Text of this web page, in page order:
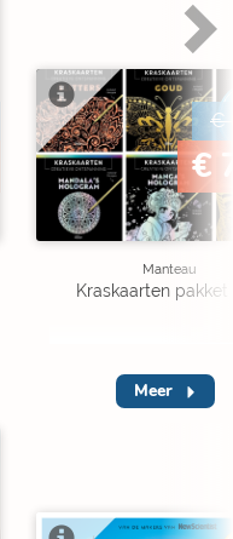
€
€
Manteau
Kraskaarten pakket
Meer